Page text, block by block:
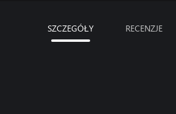
SZCZEGÓŁY RECENZJE